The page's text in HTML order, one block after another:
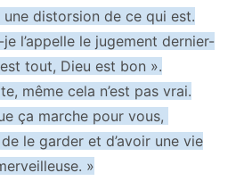
distorsion de ce qui est.
l’appelle le jugement dernier-
tout, Dieu est bon ».
même cela n’est pas vrai.
ça marche pour vous,
le garder et d’avoir une vie
»